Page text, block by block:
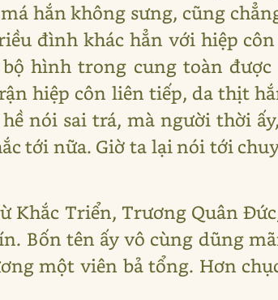
hắn không sưng, cũng
đình khác hẳn với hiệp
hình trong cung toàn được
hiệp côn liên tiếp, da thịt
nói sai trá, mà người thời
tới nữa. Giờ ta lại nói tới
Khắc Triển, Trương Quân
Bốn tên ấy vô cùng dũng
một viên bả tổng. Hơn